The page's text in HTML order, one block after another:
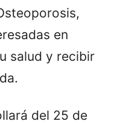
en
salud y recibir
del 25 de